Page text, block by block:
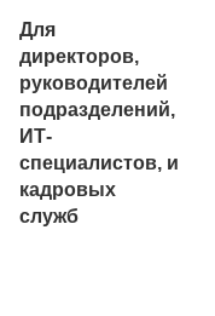
Для
директоров,
руководителей
подразделений,
ИТ-
специалистов, и
кадровых
служб